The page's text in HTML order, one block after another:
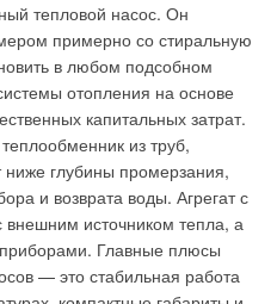
тепловой насос. Он
примерно со стиральную
в любом подсобном
отопления на основе
капитальных затрат.
из труб,
ниже глубины промерзания,
и возврата воды. Агрегат с
внешним источником тепла, а
Главные плюсы
— это стабильная работа
Уведомления отключены
может служить
— ValtecEquicalor
головного хронотермостата и
присоединяемых к
(рис. 2). Работу
на примере трехкомнатной
оснащенный
компактный
датчиком температуры